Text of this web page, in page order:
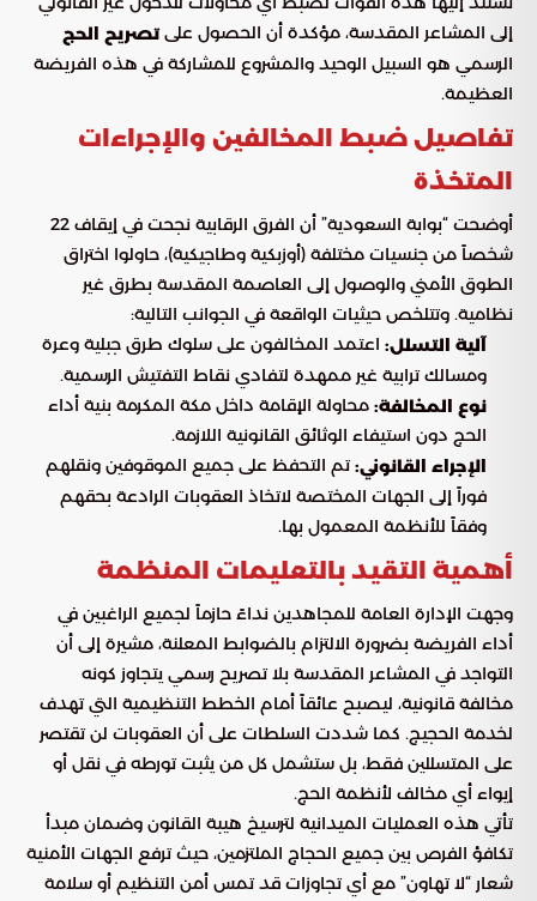
إلى المشاعر المقدسة، مؤكدة أن الحصول علىتصريح الحج
الرسمي هو السبيل الوحيد والمشروع للمشاركة في هذه الفريضة
العظيمة.
تفاصيل ضبط المخالفين والإجراءات
المتخذة
أوضحت “بوابة السعودية” أن الفرق الرقابية نجحت في إيقاف 22
شخصاً من جنسيات مختلفة (أوزبكية وطاجيكية)، حاولوا اختراق
الطوق الأمني والوصول إلى العاصمة المقدسة بطرق غير
نظامية. وتتلخص حيثيات الواقعة في الجوانب التالية:
آلية التسلل: اعتمد المخالفون على سلوك طرق جبلية وعرة
ومسالك ترابية غير ممهدة لتفادي نقاط التفتيش الرسمية.
نوع المخالفة: محاولة الإقامة داخل مكة المكرمة بنية أداء
الحج دون استيفاء الوثائق القانونية اللازمة.
الإجراء القانوني:تم التحفظ على جميع الموقوفين ونقلهم
فوراً إلى الجهات المختصة لاتخاذ العقوبات الرادعة بحقهم
وفقاً للأنظمة المعمول بها.
أهمية التقيد بالتعليمات المنظمة
وجهت الإدارة العامة للمجاهدين نداءً حازماً لجميع الراغبين في
أداء الفريضة بضرورة الالتزام بالضوابط المعلنة، مشيرة إلى أن
التواجد في المشاعر المقدسة بلا تصريح رسمي يتجاوز كونه
مخالفة قانونية، ليصبح عائقاً أمام الخطط التنظيمية التي تهدف
لخدمة الحجيج. كما شددت السلطات على أن العقوبات لن تقتصر
على المتسللين فقط، بل ستشمل كل من يثبت تورطه في نقل أو
إيواء أي مخالف لأنظمة الحج.
تأتي هذه العمليات الميدانية لترسيخ هيبة القانون وضمان مبدأ
تكافؤ الفرص بين جميع الحجاج الملتزمين، حيث ترفع الجهات الأمنية
شعار “لا تهاون” مع أي تجاوزات قد تمس أمن التنظيم أو سلامة